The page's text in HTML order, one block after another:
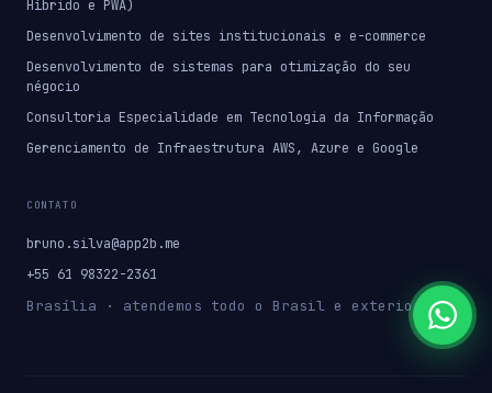
Híbrido e PWA)
Desenvolvimento de sites institucionais e e-commerce
Desenvolvimento de sistemas para otimização do seu
négocio
Consultoria Especialidade em Tecnologia da Informação
Gerenciamento de Infraestrutura AWS, Azure e Google
CONTATO
bruno.silva@app2b.me
+55 61 98322-2361
Brasília · atendemos todo o Brasil e exterior